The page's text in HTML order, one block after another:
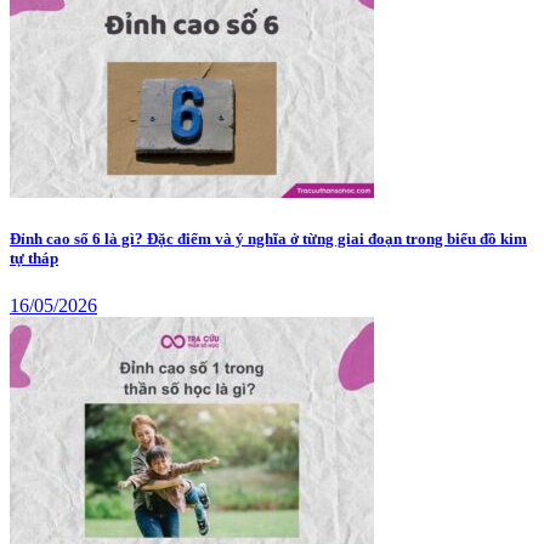
Đỉnh cao số 6 là gì? Đặc điểm và ý nghĩa ở từng giai đoạn trong biểu đồ kim
tự tháp
16/05/2026